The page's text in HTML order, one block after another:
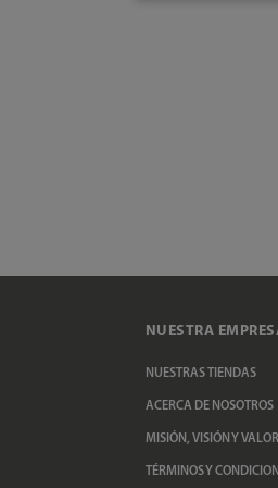
NUESTRA
NUESTRAS TIENDAS
ACERCA DE NOSOTROS
MISIÓN, VISIÓN Y
TÉRMINOS Y